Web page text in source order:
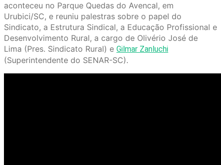
aconteceu no Parque Quedas do Avencal, em
Urubici/SC, e reuniu palestras sobre o papel do
Sindicato, a Estrutura Sindical, a Educação Profissional e
Desenvolvimento Rural, a cargo de Olivério José de
Lima (Pres. Sindicato Rural) e Gilmar Zanluchi
(Superintendente do SENAR-SC).